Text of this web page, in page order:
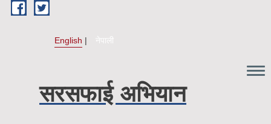
Skip to main content
English नेपाली
सरसफाई अभियान